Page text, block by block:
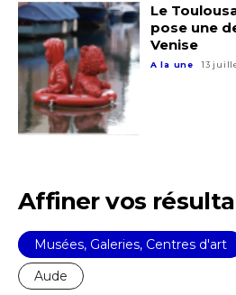
* Champ obligatoire
Le
pose une
Venise
A la une 13
Affiner vos
Musées, Galeries, Centres d'art
Aude